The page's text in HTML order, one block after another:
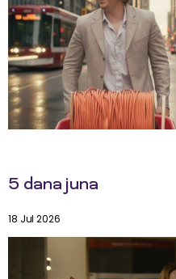
5 dana juna
18 Jul 2026